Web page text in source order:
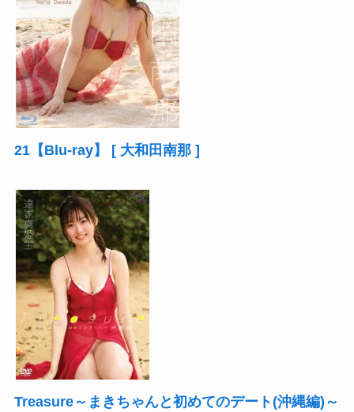
21【Blu-ray】 [ 大和田南那 ]
Treasure～まきちゃんと初めてのデート(沖縄編)～